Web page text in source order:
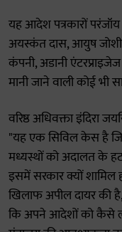
यह आदेश पत्रकारों परंजॉय
अयस्कंत दास, आयुष
कंपनी, अडानी
मानी जाने वाली कोई भी
वरिष्ठ अधिवक्ता इंदिरा
"यह एक सिविल केस है
मध्यस्थों को अदालत के
इसमें सरकार क्यों शामिल
खिलाफ अपील दायर की
कि अपने आदेशों को कैसे